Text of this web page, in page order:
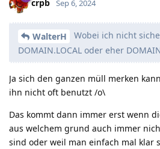
crpb Sep 6, 2024
WalterH
Wobei ich nicht
DOMAIN.LOCAL oder eher
Ja sich den ganzen müll merken
ihn nicht oft benutzt /o\
Das kommt dann immer erst wenn
aus welchem grund auch immer
sind oder weil man einfach mal klar